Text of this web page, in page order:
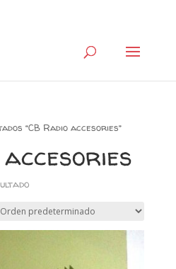
“CB Radio accesories”